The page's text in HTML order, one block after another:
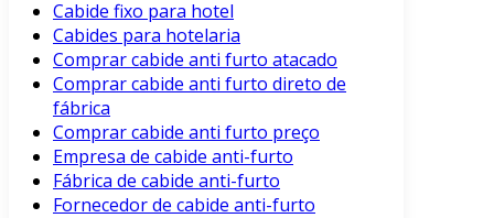
Cabide fixo para hotel
Cabides para hotelaria
Comprar cabide anti furto atacado
Comprar cabide anti furto direto de
fábrica
Comprar cabide anti furto preço
Empresa de cabide anti-furto
Fábrica de cabide anti-furto
Fornecedor de cabide anti-furto